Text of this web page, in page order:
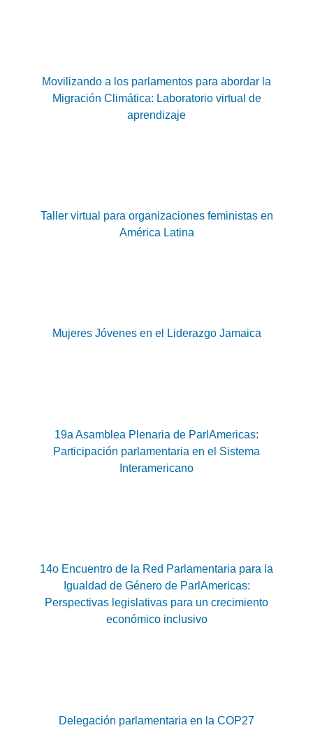
Movilizando a los parlamentos para abordar la
Migración Climática: Laboratorio virtual de
aprendizaje
Taller virtual para organizaciones feministas en
América Latina
Mujeres Jóvenes en el Liderazgo Jamaica
19a Asamblea Plenaria de ParlAmericas:
Participación parlamentaria en el Sistema
Interamericano
14o Encuentro de la Red Parlamentaria para la
Igualdad de Género de ParlAmericas:
Perspectivas legislativas para un crecimiento
económico inclusivo
Delegación parlamentaria en la COP27